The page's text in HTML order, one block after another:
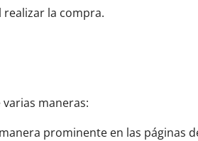
realizar la compra.
maneras:
prominente en las páginas